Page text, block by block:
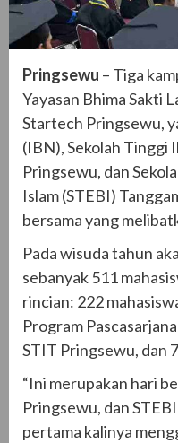
Pringsewu – Tiga
Yayasan Bhima Sakti
Startech Pringsewu,
(IBN), Sekolah Tinggi
Pringsewu, dan
Islam (STEBI)
bersama yang
Pada wisuda tahun
sebanyak 511
rincian: 222
Program
STIT Pringsewu, dan
“Ini merupakan hari
Pringsewu, dan
pertama kalinya